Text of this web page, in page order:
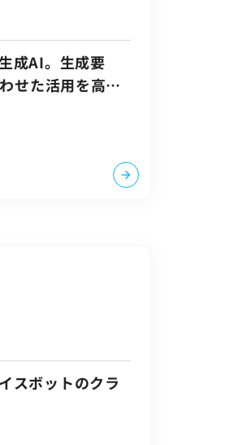
成AI。生成要
せた活用を高精
スボットのクラ